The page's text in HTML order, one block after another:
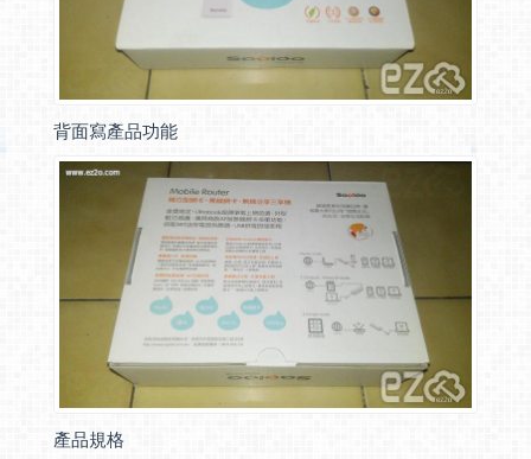
背面寫產品功能
產品規格